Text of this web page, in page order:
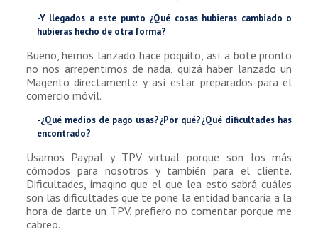
-Y llegados a este punto ¿Qué cosas hubieras cambiado o
hubieras hecho de otra forma?
Bueno, hemos lanzado hace poquito, así a bote pronto
no nos arrepentimos de nada, quizá haber lanzado un
Magento directamente y así estar preparados para el
comercio móvil.
-¿Qué medios de pago usas?¿Por qué?¿Qué dificultades has
encontrado?
Usamos Paypal y TPV virtual porque son los más
cómodos para nosotros y también para el cliente.
Dificultades, imagino que el que lea esto sabrá cuáles
son las dificultades que te pone la entidad bancaria a la
hora de darte un TPV, prefiero no comentar porque me
cabreo…